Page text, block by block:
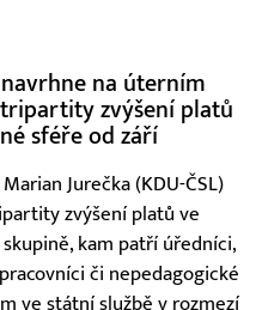
navrhne na úterním
zvýšení platů
sféře od září
Jurečka (KDU-ČSL)
zvýšení platů ve
kam patří úředníci,
či nepedagogické
ve státní službě v rozmezí